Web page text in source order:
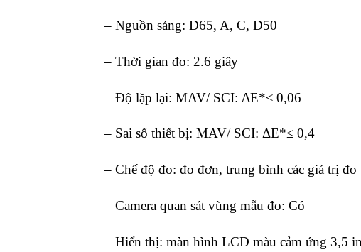
– Nguồn sáng: D65, A, C, D50
– Thời gian đo: 2.6 giây
– Độ lặp lại: MAV/ SCI: ΔE*≤ 0,06
– Sai số thiết bị: MAV/ SCI: ΔE*≤ 0,4
– Chế độ đo: đo đơn, trung bình các giá trị đo
– Camera quan sát vùng mẫu đo: Có
– Hiển thị: màn hình LCD màu cảm ứng 3,5